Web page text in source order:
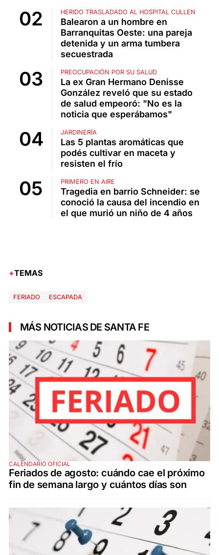
HERIDO TRASLADADO AL HOSPITAL CULLEN
Balearon a un hombre en
Barranquitas Oeste: una pareja
detenida y un arma tumbera
secuestrada
PREOCUPACIÓN POR SU SALUD
La ex Gran Hermano Denisse
González reveló que su estado
de salud empeoró: "No es la
noticia que esperábamos"
JARDINERÍA
Las 5 plantas aromáticas que
podés cultivar en maceta y
resisten el frío
PRIMERO EN AIRE
Tragedia en barrio Schneider: se
conoció la causa del incendio en
el que murió un niño de 4 años
TEMAS
FERIADO ESCAPADA
MÁS NOTICIAS DE SANTA FE
CALENDARIO OFICIAL
Feriados de agosto: cuándo cae el próximo
fin de semana largo y cuántos días son